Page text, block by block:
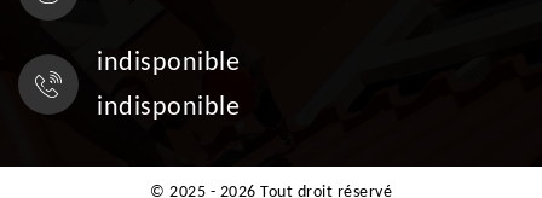
indisponible
indisponible
© 2025 - 2026 Tout droit réservé